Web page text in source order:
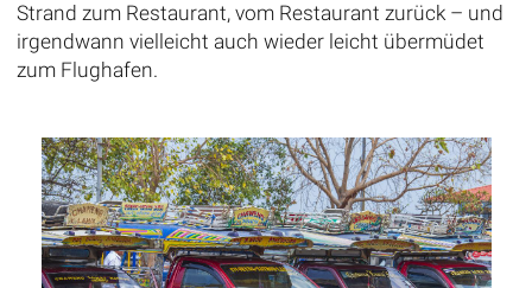
Strand zum Restaurant, vom Restaurant zurück – und
irgendwann vielleicht auch wieder leicht übermüdet
zum Flughafen.